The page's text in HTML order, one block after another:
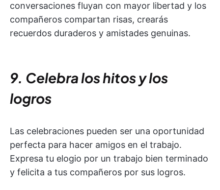
conversaciones fluyan con mayor libertad y los
compañeros compartan risas, crearás
recuerdos duraderos y amistades genuinas.
9. Celebra los hitos y los
logros
Las celebraciones pueden ser una oportunidad
perfecta para hacer amigos en el trabajo.
Expresa tu elogio por un trabajo bien terminado
y felicita a tus compañeros por sus logros.